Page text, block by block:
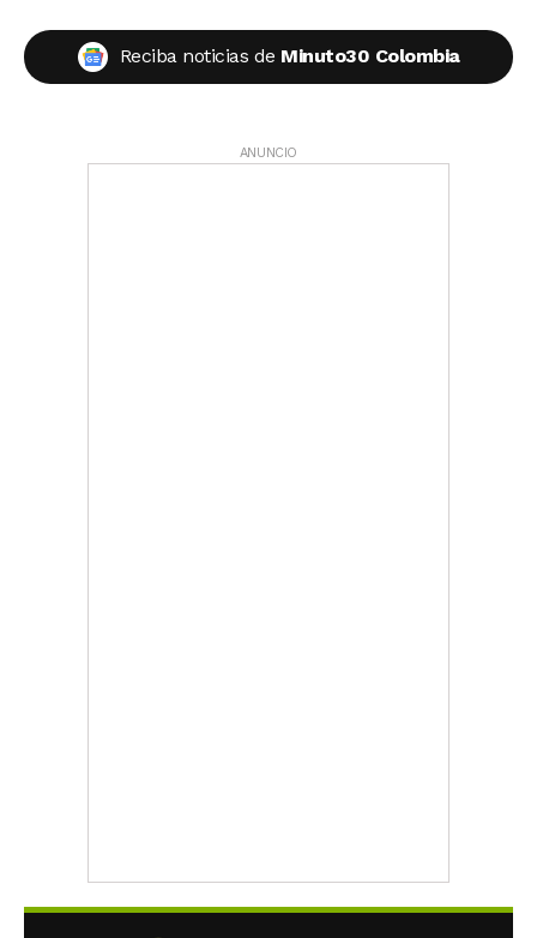
Reciba noticias de Minuto30 Colombia
ANUNCIO